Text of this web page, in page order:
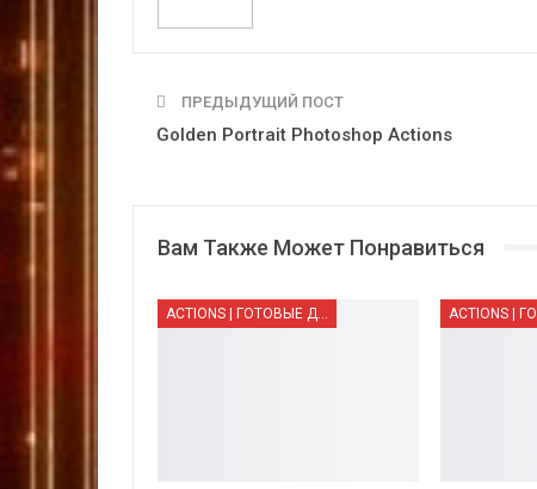
ПРЕДЫДУЩИЙ ПОСТ
Golden Portrait Photoshop Actions
Вам Также Может Понравиться